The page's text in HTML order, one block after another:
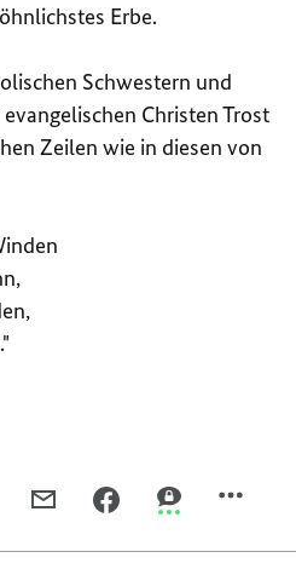
Erbe.
Schwestern und
Christen Trost
Zeilen wie in diesen von
MAIL
TEILEN, TEILEN,